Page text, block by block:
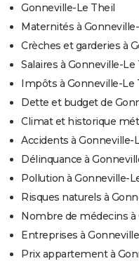
Gonneville-Le Theil
Maternités à
Crèches et garderies à
Salaires à Gonneville-Le
Impôts à Gonneville-Le
Dette et budget de
Climat et historique
Accidents à Gonneville-
Délinquance à
Pollution à Gonneville-
Risques naturels à
Nombre de médecins à
Entreprises à
Prix appartement à